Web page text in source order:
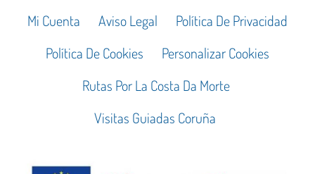
Mi Cuenta Aviso Legal
Política De Privacidad
Política De Cookies
Personalizar Cookies
Rutas Por La Costa Da Morte
Visitas Guiadas Coruña